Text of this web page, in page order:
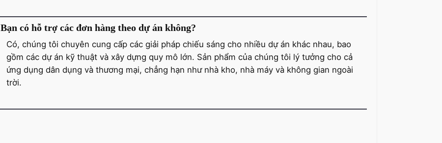
Bạn có hỗ trợ các đơn hàng theo dự án không?
Có, chúng tôi chuyên cung cấp các giải pháp chiếu sáng cho nhiều dự án khác nhau, bao
gồm các dự án kỹ thuật và xây dựng quy mô lớn. Sản phẩm của chúng tôi lý tưởng cho cả
ứng dụng dân dụng và thương mại, chẳng hạn như nhà kho, nhà máy và không gian ngoài
trời.